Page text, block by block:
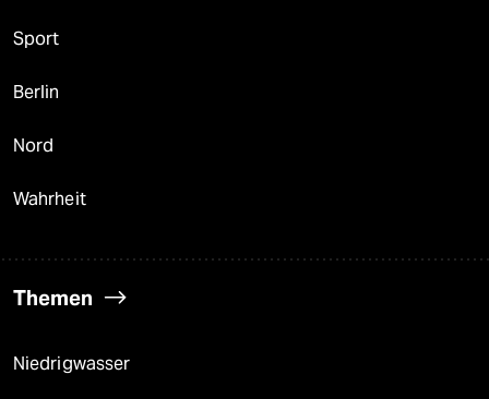
Sport
Berlin
Nord
Wahrheit
Themen
Niedrigwasser